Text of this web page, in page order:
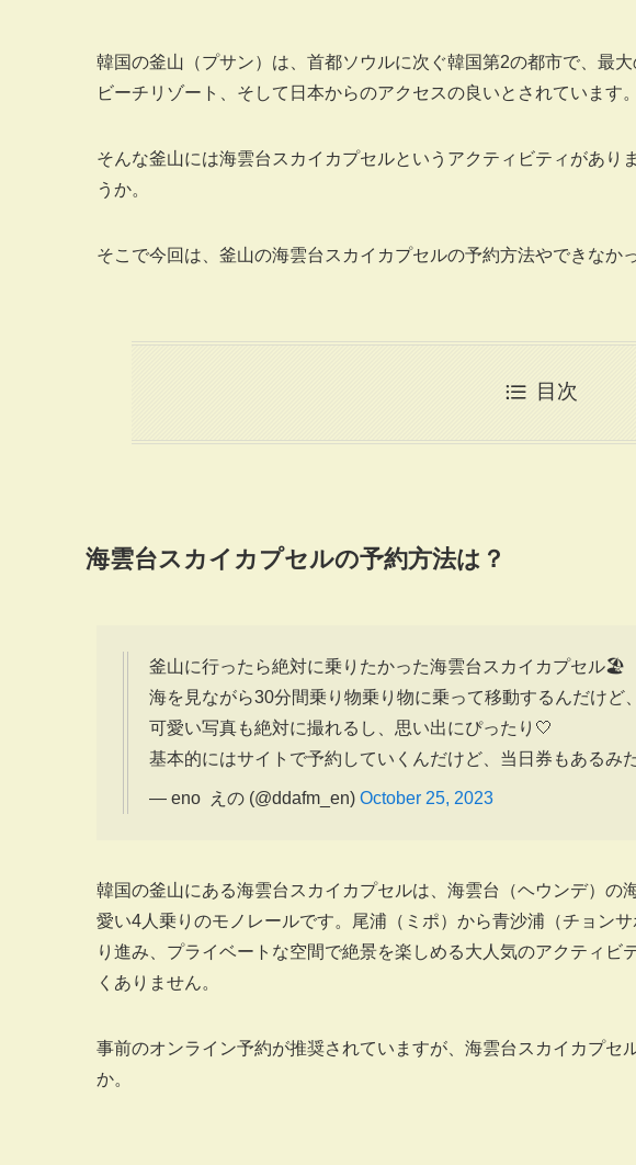
韓国の釜山（プサン）は、首都ソウルに次ぐ韓国第2の都市で、最
ビーチリゾート、そして日本からのアクセスの良いとされています。
そんな釜山には海雲台スカイカプセルというアクティビティがあり
うか。
そこで今回は、釜山の海雲台スカイカプセルの予約方法やできなか
目次
海雲台スカイカプセルの予約方法は？
釜山に行ったら絶対に乗りたかった海雲台スカイカプセル🏖️
海を見ながら30分間乗り物乗り物に乗って移動するんだけど
可愛い写真も絶対に撮れるし、思い出にぴったり🤍
基本的にはサイトで予約していくんだけど、当日券もあるみ
— eno えの (@ddafm_en) October 25, 2023
韓国の釜山にある海雲台スカイカプセルは、海雲台（ヘウンデ）の
愛い4人乗りのモノレールです。尾浦（ミポ）から青沙浦（チョン
り進み、プライベートな空間で絶景を楽しめる大人気のアクティビ
くありません。
事前のオンライン予約が推奨されていますが、海雲台スカイカプセ
か。